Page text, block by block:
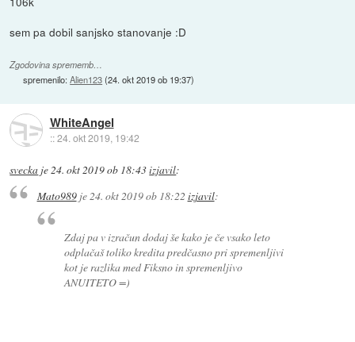
sem pa dobil sanjsko stanovanje :D
Zgodovina sprememb…
spremenilo:Alien123(24. okt 2019 ob 19:37)
WhiteAngel
::24. okt 2019, 19:42
svecka je24. okt 2019 ob 18:43izjavil:
Mato989je24. okt 2019 ob 18:22 izjavil:
Zdaj pa v izračun dodaj še kako je če vsako leto
odplačaš toliko kredita predčasno pri spremenljivi
kot je razlika med Fiksno in spremenljivo
ANUITETO =)